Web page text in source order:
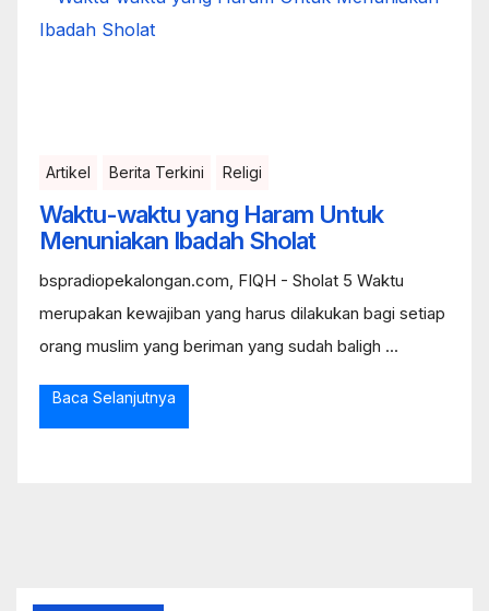
Artikel Berita Terkini Religi
Waktu-waktu yang Haram Untuk
Menuniakan Ibadah Sholat
bspradiopekalongan.com, FIQH - Sholat 5 Waktu
merupakan kewajiban yang harus dilakukan bagi setiap
orang muslim yang beriman yang sudah baligh ...
Baca Selanjutnya